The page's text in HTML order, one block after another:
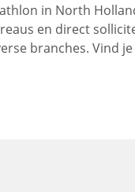
in North
en direct
branches. Vind